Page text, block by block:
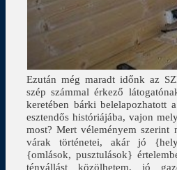
Ezután még maradt időnk az
szép számmal érkező
keretében bárki belelapozhatott
esztendős históriájába, vajon
most? Mert véleményem szerint
várak történetei, akár jó
{omlások, pusztulások}
tényállást közölhetem, jó